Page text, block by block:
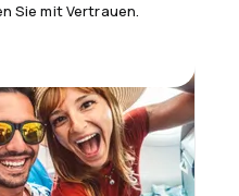
Sie mit Vertrauen.